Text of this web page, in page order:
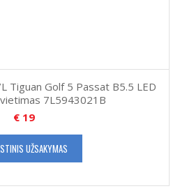
Tiguan Golf 5 Passat B5.5 LED
7L5943021B
€19
UŽSAKYMAS